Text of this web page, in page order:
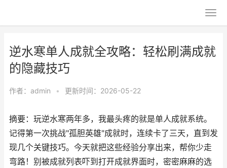
逆水寒单人成就全攻略：轻松刷满成就
的隐藏技巧
作者： admin • 更新时间：2026-05-22
摘要：玩逆水寒两年多，我最头疼的就是单人成就系统。
记得第一次挑战"孤胆英雄"成就时，连续卡了三天，直到发
现几个关键技巧。今天就把这些经验分享出来，帮你少走
弯路！别被成就列表吓到打开成就界面时，密密麻麻的选